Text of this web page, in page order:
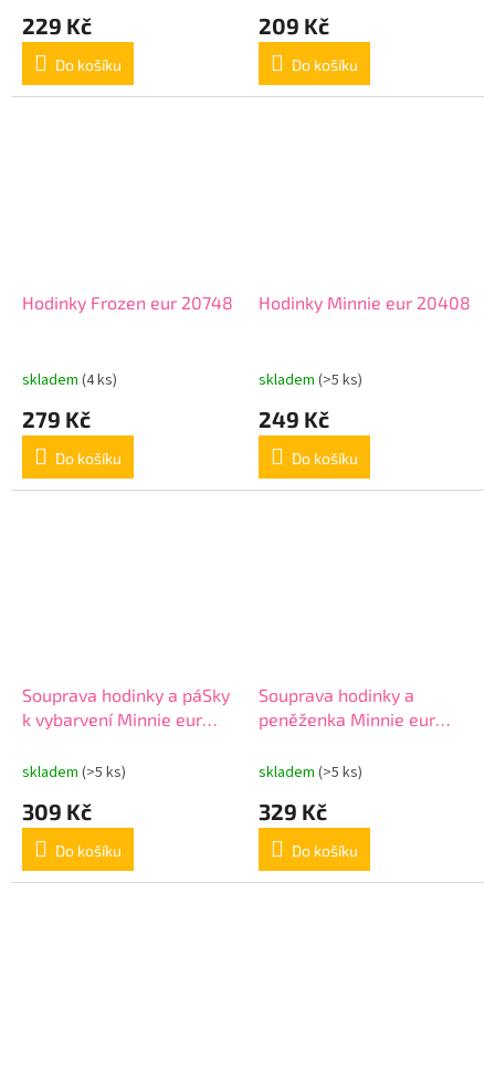
229 Kč
Do košíku
209 Kč
Do košíku
Hodinky Frozen eur 20748
skladem (4 ks)
279 Kč
Do košíku
Hodinky Minnie eur 20408
skladem (>5 ks)
249 Kč
Do košíku
Souprava hodinky a páSky
k vybarvení Minnie eur
skladem (>5 ks)
309 Kč
Do košíku
Souprava hodinky a
peněženka Minnie eur
skladem (>5 ks)
329 Kč
Do košíku